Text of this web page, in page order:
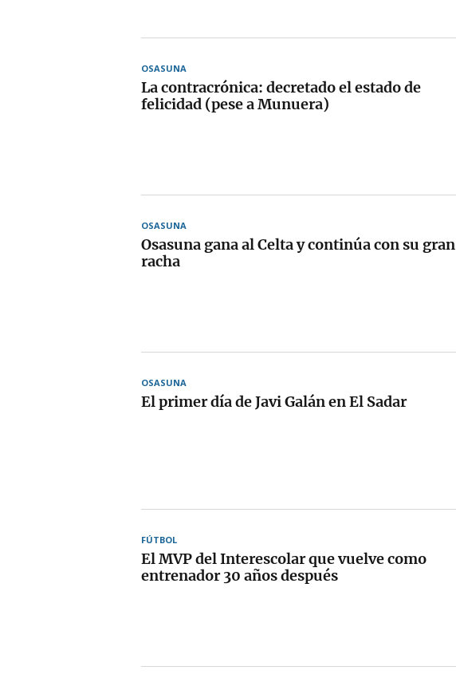
OSASUNA
La contracrónica: decretado el estado de
felicidad (pese a Munuera)
OSASUNA
Osasuna gana al Celta y continúa con su gran
racha
OSASUNA
El primer día de Javi Galán en El Sadar
FÚTBOL
El MVP del Interescolar que vuelve como
entrenador 30 años después